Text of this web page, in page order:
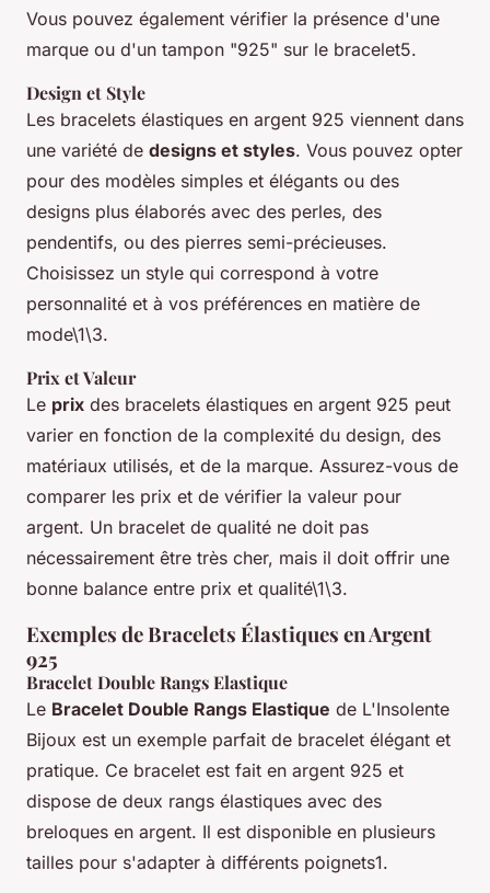
Vous pouvez également vérifier la présence d'une
marque ou d'un tampon "925" sur le bracelet5.
Design et Style
Les bracelets élastiques en argent 925 viennent dans
une variété de designs et styles. Vous pouvez opter
pour des modèles simples et élégants ou des
designs plus élaborés avec des perles, des
pendentifs, ou des pierres semi-précieuses.
Choisissez un style qui correspond à votre
personnalité et à vos préférences en matière de
mode\1\3.
Prix et Valeur
Le prix des bracelets élastiques en argent 925 peut
varier en fonction de la complexité du design, des
matériaux utilisés, et de la marque. Assurez-vous de
comparer les prix et de vérifier la valeur pour
argent. Un bracelet de qualité ne doit pas
nécessairement être très cher, mais il doit offrir une
bonne balance entre prix et qualité\1\3.
Exemples de Bracelets Élastiques en Argent
925
Bracelet Double Rangs Elastique
Le Bracelet Double Rangs Elastique de L'Insolente
Bijoux est un exemple parfait de bracelet élégant et
pratique. Ce bracelet est fait en argent 925 et
dispose de deux rangs élastiques avec des
breloques en argent. Il est disponible en plusieurs
tailles pour s'adapter à différents poignets1.